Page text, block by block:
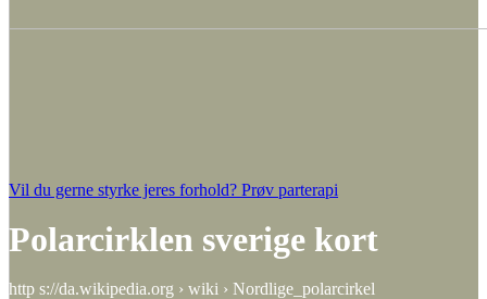
Vil du gerne styrke jeres forhold? Prøv parterapi
Polarcirklen sverige kort
http s://da.wikipedia.org › wiki › Nordlige_polarcirkel